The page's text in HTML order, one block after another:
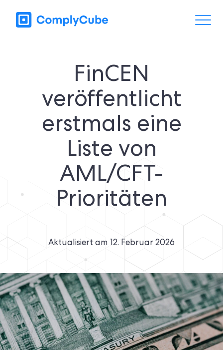
FinCEN
veröffentlicht
erstmals eine
Liste von
AML/CFT-
Prioritäten
Aktualisiert am 12. Februar 2026